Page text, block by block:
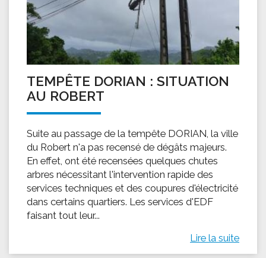
TEMPÊTE DORIAN : SITUATION
AU ROBERT
Suite au passage de la tempête DORIAN, la ville
du Robert n'a pas recensé de dégâts majeurs.
En effet, ont été recensées quelques chutes
arbres nécessitant l'intervention rapide des
services techniques et des coupures d'électricité
dans certains quartiers. Les services d'EDF
faisant tout leur...
Lire la suite